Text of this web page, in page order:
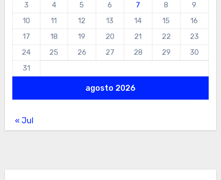
agosto 2026
3
4 5 6 7 8
9
10
11 12 13 14 15
16
17
18 19 20 21 22
23
24
25 26 27 28 29
30
31
« Jul